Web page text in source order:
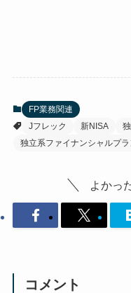
FP業務関連
Jフレック
新NISA
独立系ファイナンシャルプラ
よかっ
コメント